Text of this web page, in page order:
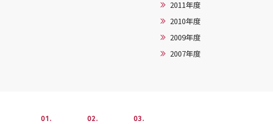
2011年度
2010年度
2009年度
2007年度
1 2 3